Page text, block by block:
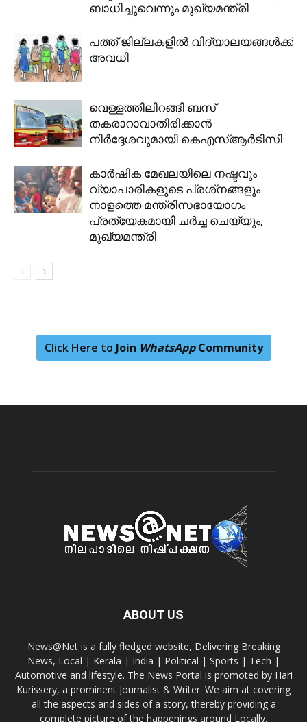
ബാധിച്ചുവെന്നും മുഖ്യമന്ത്രി
പത്ത് ജില്ലകളില്‍ വിദ്യാലയങ്ങള്‍ക്ക്
അവധി
വെള്ളത്തിലിറങ്ങി ബസ്
തകരാറാവാതിരിക്കാന്‍
നിര്‍ദ്ദേശവുമായി കെഎസ്ആര്‍ടിസി
കാര്‍ഷിക മേഖലയിലെ നഷ്ടവും
വ്യാപാരികളുടെ പ്രശ്‌നങ്ങളും
നാളത്തെ മന്ത്രിസഭായോഗം
പ്രത്യേകമായി ചര്‍ച്ച ചെയ്യും,
മുഖ്യമന്ത്രി
Click Here to Join WhatsAppCommunity
ABOUT US
News@Net is a fully fledged website, Delivering Breaking
News, Local | Kerala | India | Political | Sports | Tech |
Automotive and lifestyle. The News Portal is promoted by Hari
Kurissery, a prominent Journalist & Writer. We aim at covering
all the aspects and sides of a story, thereby providing a
complete picture of the happenings around Locally.